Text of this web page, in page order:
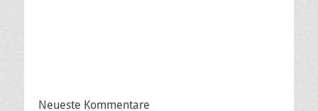
Neueste Kommentare